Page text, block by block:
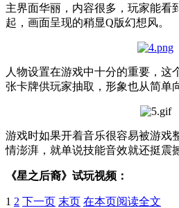
主界面华丽，内容很多，玩家能看
起，画面呈现的稍显Q版幻想风。
人物设置在游戏中十分的重要，这
张卡牌供玩家抽取，形象也从简单
游戏时如果开着音乐很容易被游戏
情澎湃，就单说技能音效就还挺震
《星之后裔》试玩视频：
1 2 下一页 末页 在本页阅读全文